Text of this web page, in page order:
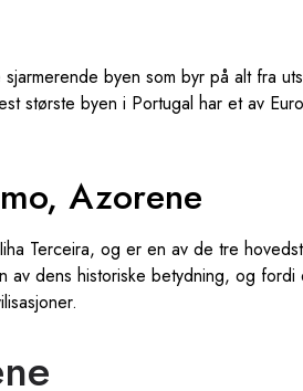
byen som byr på alt fra
største byen i Portugal har et av
Azorene
Terceira, og er en av de tre
av dens historiske betydning, og